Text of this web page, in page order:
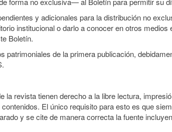
y adicionales para la distribución no
institucional o darlo a conocer en otros
Boletín.
patrimoniales de la primera publicación,
revista tienen derecho a la libre lectura,
El único requisito para esto es que
y se cite de manera correcta la fuente